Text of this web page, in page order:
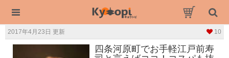
2017年4月23日 更新 10
四条河原町でお手軽江戸前寿